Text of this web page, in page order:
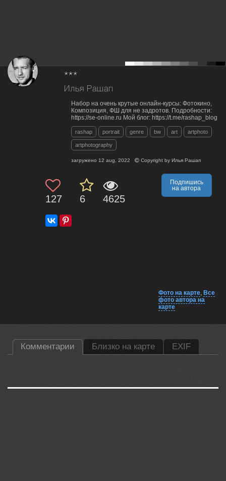
***
Илья Рашап
Набор на очень крутые онлайн-курсы: Фотокино,
Композиция, ФШ для не задротов. Подробности:
https://se-online.ru Мой блог: https://t.me/rashap_blog
rashap portrait genre bw art artphoto
artphotography
загружено 12 aug, 2022 Copyright by Илья Рашап
127 6 4625
Подпишись
на автора
Фото на карте, Все
фото автора на
карте
Комментарии Близко на карте EXIF